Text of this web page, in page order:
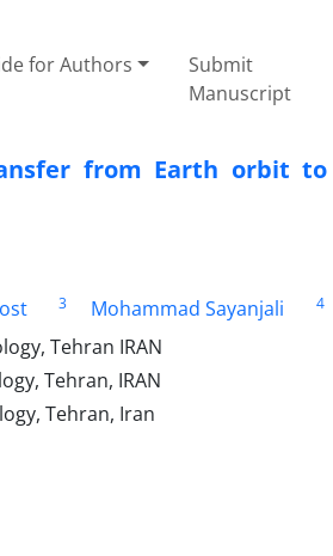
for Authors
Submit
Manuscript
from Earth orbit
3 Mohammad Sayanjali
4
Tehran IRAN
Tehran, IRAN
Tehran, Iran